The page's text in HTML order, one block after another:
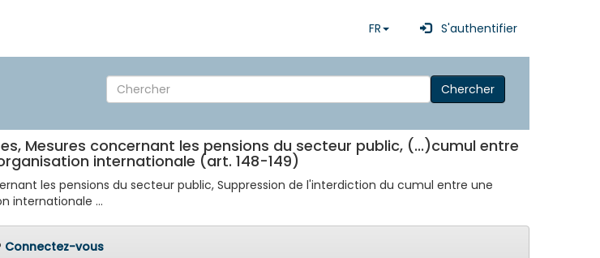
FR S'authentifier
Chercher
Mesures concernant les pensions du secteur public, (...)cumul entre
internationale (art. 148-149)
les pensions du secteur public, Suppression de l'interdiction du cumul entre une
internationale ...
Connectez-vous